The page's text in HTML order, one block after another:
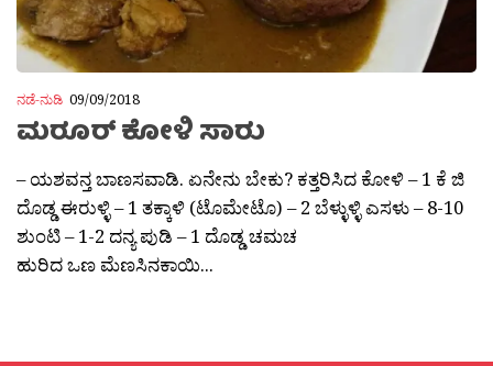
ನಡೆ-ನುಡಿ 09/09/2018
ಮರೂರ್ ಕೋಳಿ ಸಾರು
– ಯಶವನ್ತ ಬಾಣಸವಾಡಿ. ಏನೇನು ಬೇಕು? ಕತ್ತರಿಸಿದ ಕೋಳಿ – 1 ಕೆ ಜಿ
ದೊಡ್ಡ ಈರುಳ್ಳಿ – 1 ತಕ್ಕಾಳಿ (ಟೊಮೇಟೊ) – 2 ಬೆಳ್ಳುಳ್ಳಿ ಎಸಳು – 8-10
ಶುಂಟಿ – 1-2 ದನ್ಯ ಪುಡಿ – 1 ದೊಡ್ಡ ಚಮಚ
ಹುರಿದ ಒಣ ಮೆಣಸಿನಕಾಯಿ...